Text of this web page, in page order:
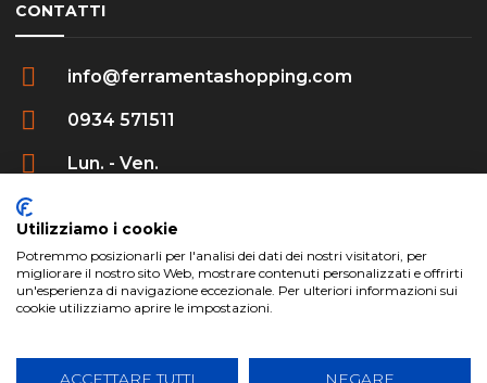
CONTATTI
info@ferramentashopping.com
0934 571511
Lun. - Ven.
Creative Agency | All Rights Reserved.
Utilizziamo i cookie
Potremmo posizionarli per l'analisi dei dati dei nostri visitatori, per
migliorare il nostro sito Web, mostrare contenuti personalizzati e offrirti
un'esperienza di navigazione eccezionale. Per ulteriori informazioni sui
cookie utilizziamo aprire le impostazioni.
ACCETTARE TUTTI NEGARE